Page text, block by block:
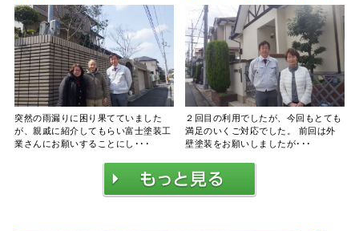
突然の雨漏りに困り果てていました
が、親戚に紹介してもらい富士塗装工
業さんにお願いすることにし･･･
２回目の利用でしたが、今回もとても
満足のいくご対応でした。 前回は外
壁塗装をお願いしましたが･･･